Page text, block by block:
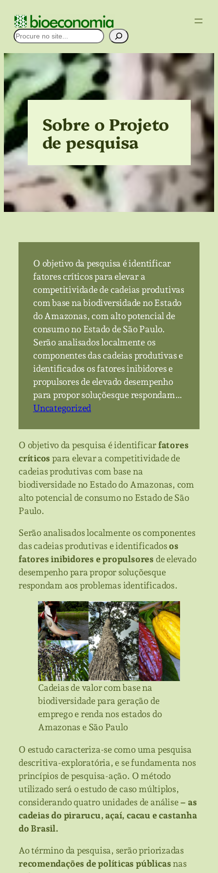
para
Pesquisar
Sobre o Projeto
de pesquisa
O objetivo da pesquisa é identificar
fatores críticos para elevar a
competitividade de cadeias produtivas
com base na biodiversidade no Estado
do Amazonas, com alto potencial de
consumo no Estado de São Paulo.
Serão analisados localmente os
componentes das cadeias produtivas e
identificados os fatores inibidores e
propulsores de elevado desempenho
para propor soluçõesque respondam…
Uncategorized
O objetivo da pesquisa é identificarfatores
críticospara elevar a competitividade de
cadeias produtivas com base na
biodiversidade no Estado do Amazonas, com
alto potencial de consumo no Estado de São
Paulo.
Serão analisados localmente os componentes
das cadeias produtivas e identificadosos
fatores inibidores e propulsores de elevado
desempenho para propor soluçõesque
respondam aos problemas identificados.
Cadeias de valor com base na
biodiversidade para geração de
emprego e renda nos estados do
Amazonas e São Paulo
O estudo caracteriza-se como uma pesquisa
descritiva-exploratória, e se fundamenta nos
princípios de pesquisa-ação. O método
utilizado será o estudo de caso múltiplos,
considerando quatro unidades de análise– as
cadeias do pirarucu, açaí, cacau e castanha
do Brasil.
Ao término da pesquisa, serão priorizadas
recomendações de políticas públicasnas